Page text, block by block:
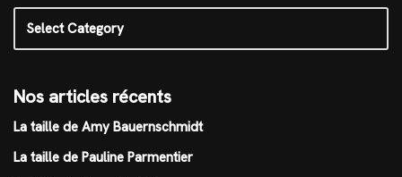
Nos articles récents
La taille de Amy Bauernschmidt
La taille de Pauline Parmentier